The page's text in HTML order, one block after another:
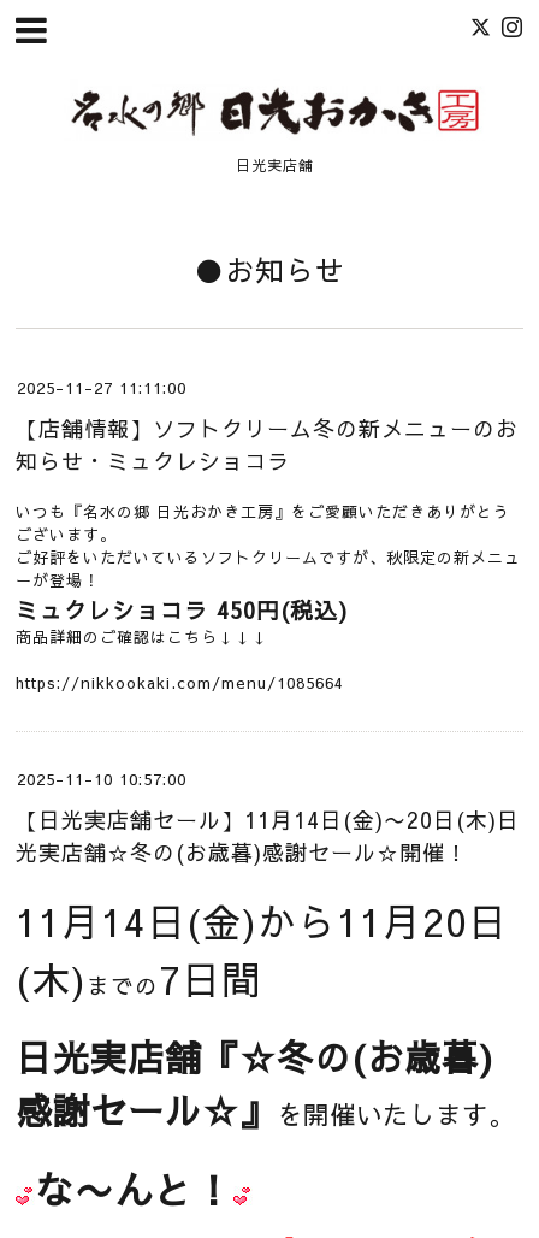
日光実店舗
●お知らせ
2025-11-27 11:11:00
【店舗情報】ソフトクリーム冬の新メニューのお
知らせ・ミュクレショコラ
いつも『名水の郷 日光おかき工房』をご愛顧いただきありがとう
ございます。
ご好評をいただいているソフトクリームですが、秋限定の新メニュ
ーが登場！
ミュクレショコラ 450円(税込)
商品詳細のご確認はこちら↓↓↓
https://nikkookaki.com/menu/1085664
2025-11-10 10:57:00
【日光実店舗セール】11月14日(金)〜20日(木)日
光実店舗☆冬の(お歳暮)感謝セール☆開催！
11月14日(金)から11月20日
(木) までの7日間
日光実店舗 『☆冬の(お歳暮)
感謝セール☆』 を開催いたします。
な〜んと！